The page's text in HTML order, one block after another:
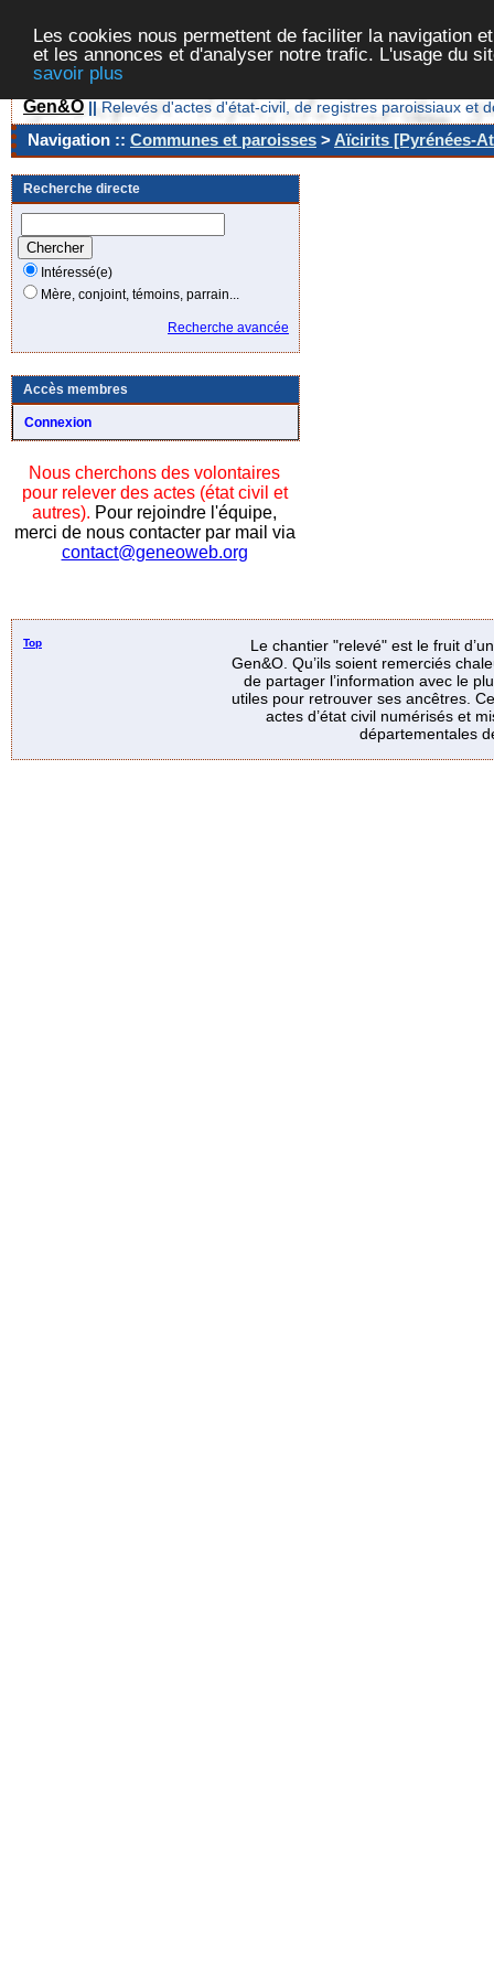
Les cookies nous permettent de faciliter la navigation
et les annonces et d'analyser notre trafic. L'usage du
savoir plus
Gen&O || Relevés d'actes d'état-civil, de registres paroissiaux et
Navigation :: Communes et paroisses >Aïcirits [Pyrénées-
Recherche directe
Intéressé(e)
Mère, conjoint, témoins, parrain...
Recherche avancée
Accès membres
Connexion
Nous cherchons des volontaires
pour relever des actes (état civil et
autres). Pour rejoindre l'équipe,
merci de nous contacter par mail via
contact@geneoweb.org
Top
Le chantier "relevé" est le fruit
Gen&O. Qu’ils soient remerciés
de partager l’information avec le
utiles pour retrouver ses ancêtres.
actes d’état civil numérisés et
départementales